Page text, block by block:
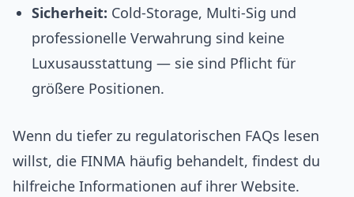
Sicherheit: Cold-Storage, Multi-Sig und
professionelle Verwahrung sind keine
Luxusausstattung — sie sind Pflicht für
größere Positionen.
Wenn du tiefer zu regulatorischen FAQs lesen
willst, die FINMA häufig behandelt, findest du
hilfreiche Informationen auf ihrer Website.